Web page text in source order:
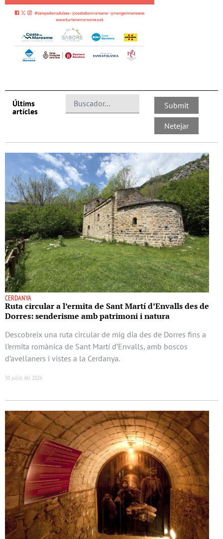
Últims
artícles
CERDANYA
Ruta circular a l’ermita de Sant Martí d’Envalls des de
Dorres: senderisme amb patrimoni i natura
Descobreix una ruta circular de mig dia des de Dorres fins a
l’ermita romànica de Sant Martí d’Envalls, amb boscos
d’avellaners i vistes a la Cerdanya.
30 juliol del 2026